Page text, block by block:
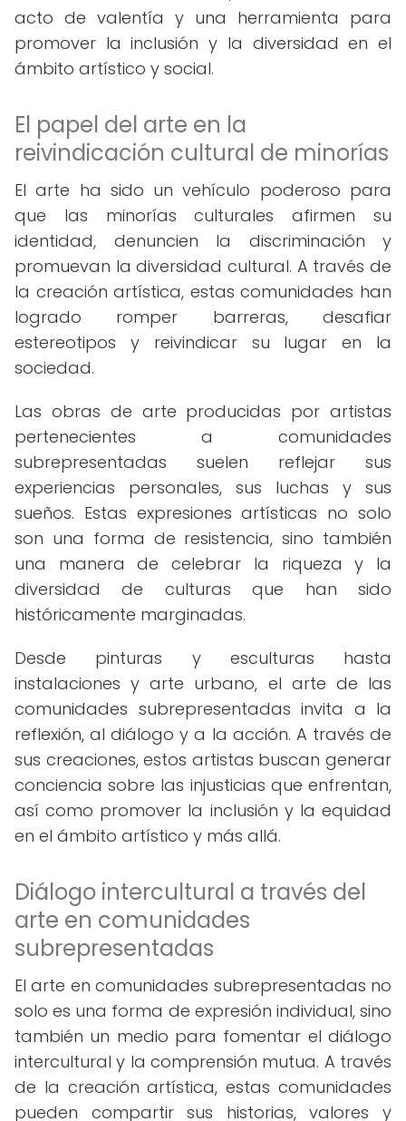
acto de valentía y una herramienta para
promover la inclusión y la diversidad en el
ámbito artístico y social.
El papel del arte en la
reivindicación cultural de minorías
El arte ha sido un vehículo poderoso para
que las minorías culturales afirmen su
identidad, denuncien la discriminación y
promuevan la diversidad cultural. A través de
la creación artística, estas comunidades han
logrado romper barreras, desafiar
estereotipos y reivindicar su lugar en la
sociedad.
Las obras de arte producidas por artistas
pertenecientes a comunidades
subrepresentadas suelen reflejar sus
experiencias personales, sus luchas y sus
sueños. Estas expresiones artísticas no solo
son una forma de resistencia, sino también
una manera de celebrar la riqueza y la
diversidad de culturas que han sido
históricamente marginadas.
Desde pinturas y esculturas hasta
instalaciones y arte urbano, el arte de las
comunidades subrepresentadas invita a la
reflexión, al diálogo y a la acción. A través de
sus creaciones, estos artistas buscan generar
conciencia sobre las injusticias que enfrentan,
así como promover la inclusión y la equidad
en el ámbito artístico y más allá.
Diálogo intercultural a través del
arte en comunidades
subrepresentadas
El arte en comunidades subrepresentadas no
solo es una forma de expresión individual, sino
también un medio para fomentar el diálogo
intercultural y la comprensión mutua. A través
de la creación artística, estas comunidades
pueden compartir sus historias, valores y